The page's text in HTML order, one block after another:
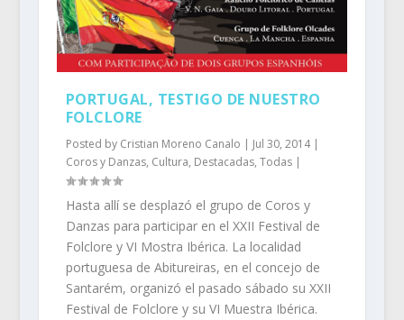
PORTUGAL, TESTIGO DE NUESTRO
FOLCLORE
Posted by Cristian Moreno Canalo | Jul 30, 2014|
Coros y Danzas, Cultura, Destacadas, Todas|
Hasta allí se desplazó el grupo de Coros y
Danzas para participar en el XXII Festival de
Folclore y VI Mostra Ibérica. La localidad
portuguesa de Abitureiras, en el concejo de
Santarém, organizó el pasado sábado su XXII
Festival de Folclore y su VI Muestra Ibérica.